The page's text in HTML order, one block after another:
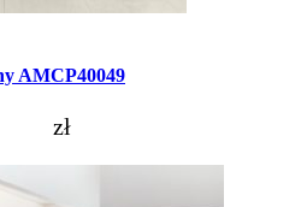
AMCP40049
zł